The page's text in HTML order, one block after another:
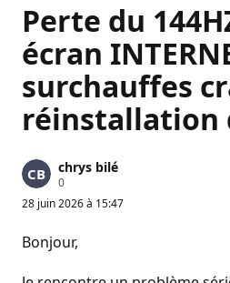
Perte du
écran
surchauffes
réinstallation
chrys bilé
0P
i
t
s
e
28 juin 2026 à 15:47
Bonjour,